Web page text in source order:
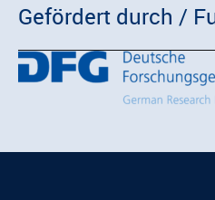
Gefördert durch /